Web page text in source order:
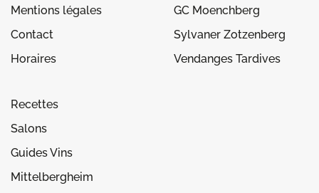
Mentions légales
Contact
Horaires
GC Moenchberg
Sylvaner Zotzenberg
Vendanges Tardives
Recettes
Salons
Guides Vins
Mittelbergheim